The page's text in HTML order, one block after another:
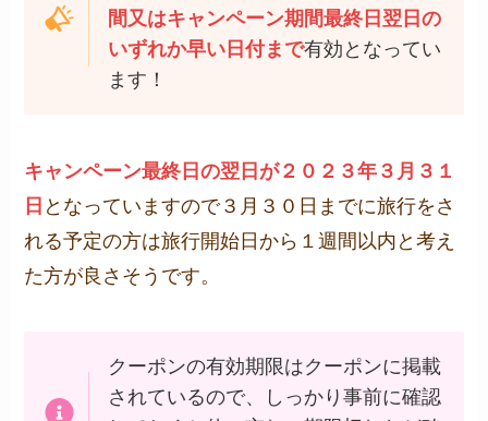
間又はキャンペーン期間最終日翌日の
いずれか早い日付まで有効となってい
ます！
キャンペーン最終日の翌日が２０２３年３月３１
日 となっていますので３月３０日までに旅行をさ
れる予定の方は旅行開始日から１週間以内と考え
た方が良さそうです。
クーポンの有効期限はクーポンに掲載
されているので、しっかり事前に確認